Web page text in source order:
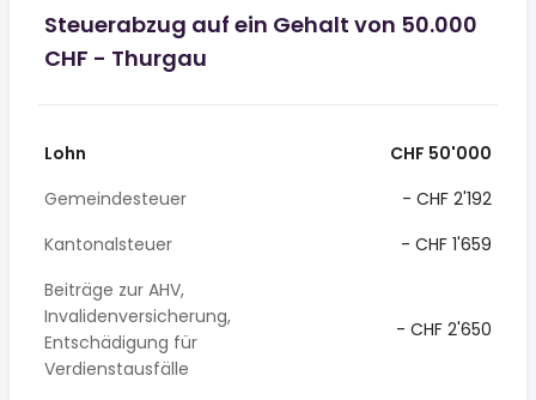
Steuerabzug auf ein Gehalt von 50.000
CHF - Thurgau
Lohn
CHF 50'000
Gemeindesteuer
- CHF 2'192
Kantonalsteuer
- CHF 1'659
Beiträge zur AHV,
Invalidenversicherung,
Entschädigung für
Verdienstausfälle
- CHF 2'650